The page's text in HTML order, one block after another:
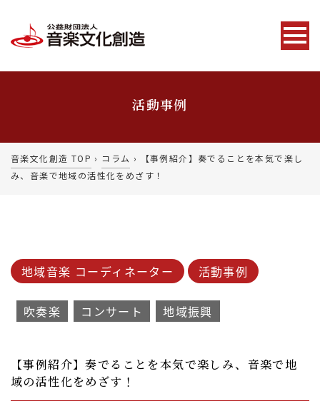
活動事例
音楽文化創造 TOP › コラム ›
【事例紹介】奏でることを本気で楽し
み、音楽で地域の活性化をめざす！
地域音楽 コーディネーター 活動事例
吹奏楽 コンサート 地域振興
【事例紹介】奏でることを本気で楽しみ、音楽で地
域の活性化をめざす！